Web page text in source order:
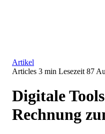
Artikel
Articles 3 min Lesezeit 87
Digitale
Rechnung